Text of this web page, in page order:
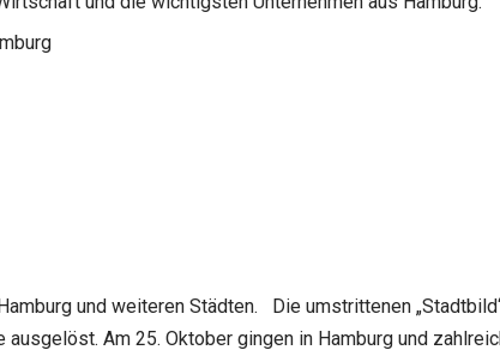
und weiteren Städten. Die umstrittenen
Am 25. Oktober gingen in Hamburg und